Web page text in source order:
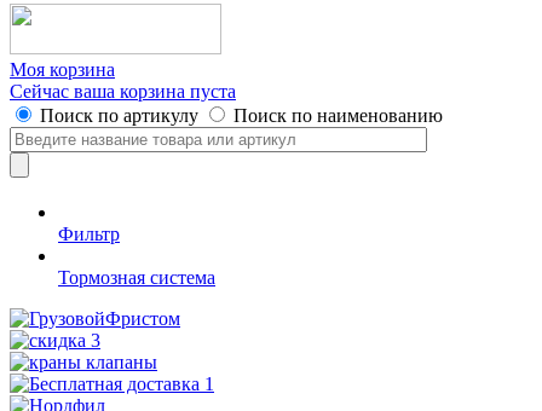
Моя корзина
Сейчас ваша корзина пуста
Поиск по артикулу
Поиск по наименованию
Фильтр
Тормозная система